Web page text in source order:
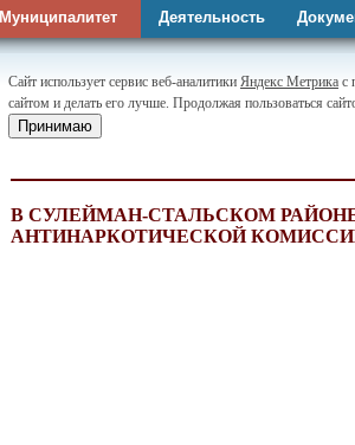
Муниципалитет Деятельность
Сайт использует сервис веб-аналитики Яндекс Метрика с
сайтом и делать его лучше. Продолжая пользоваться
Принимаю
В СУЛЕЙМАН-СТАЛЬСКОМ
АНТИНАРКОТИЧЕСКОЙ